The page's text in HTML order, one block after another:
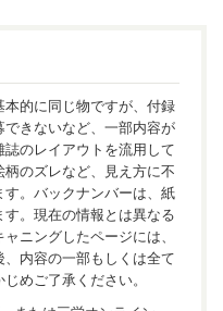
的に同じ物ですが、付録
きないなど、一部内容が
のレイアウトを流用して
のズレなど、見え方に不
。バックナンバーは、紙
。現在の情報とは異なる
ニングしたページには、
内容の一部もしくは全て
めご了承ください。